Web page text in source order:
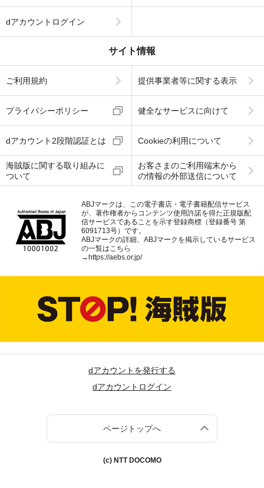
dアカウントログイン
サイト情報
ご利用規約 提供事業者等に関する表示
プライバシーポリシー 健全なサービスに向けて
dアカウント2段階認証とは Cookieの利用について
海賊版に関する取り組みに
ついて
お客さまのご利用端末から
の情報の外部送信について
ABJマークは、この電子書店・電子書籍配信サービス
が、著作権者からコンテンツ使用許諾を得た正規版配
信サービスであることを示す登録商標（登録番号 第
6091713号）です。
ABJマークの詳細、ABJマークを掲示しているサービス
の一覧はこちら
→https://aebs.or.jp/
dアカウントを発行する
dアカウントログイン
ページトップへ
(c) NTT DOCOMO